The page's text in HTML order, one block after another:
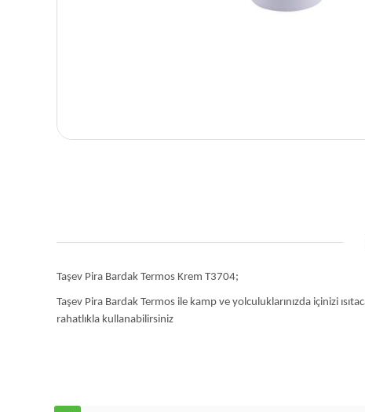
Taşev Pira Bardak Termos Krem T3704;
Taşev Pira Bardak Termos ile kamp ve yolculuklarınızda içinizi
rahatlıkla kullanabilirsiniz